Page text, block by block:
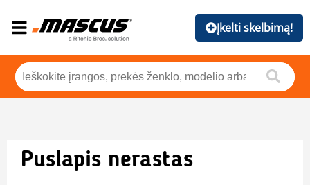
Įkelti skelbimą!
Puslapis nerastas